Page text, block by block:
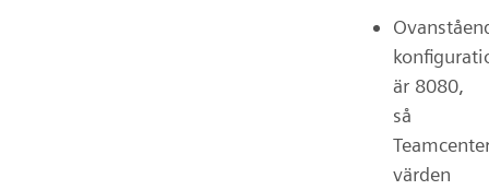
är 8080,
så
värden